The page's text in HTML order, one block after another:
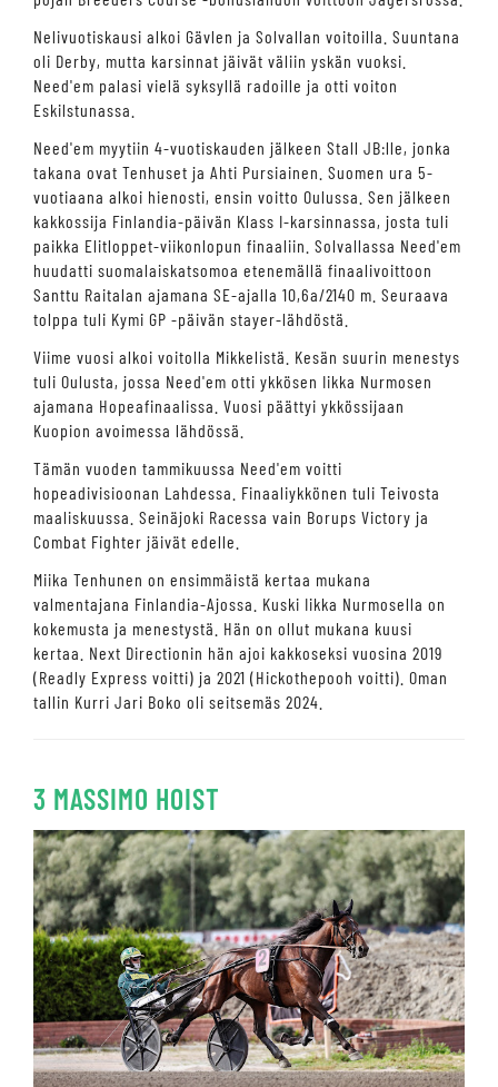
Nelivuotiskausi alkoi Gävlen ja Solvallan voitoilla. Suuntana
oli Derby, mutta karsinnat jäivät väliin yskän vuoksi.
Need'em palasi vielä syksyllä radoille ja otti voiton
Eskilstunassa.
Need'em myytiin 4-vuotiskauden jälkeen Stall JB:lle, jonka
takana ovat Tenhuset ja Ahti Pursiainen. Suomen ura 5-
vuotiaana alkoi hienosti, ensin voitto Oulussa. Sen jälkeen
kakkossija Finlandia-päivän Klass I-karsinnassa, josta tuli
paikka Elitloppet-viikonlopun finaaliin. Solvallassa Need'em
huudatti suomalaiskatsomoa etenemällä finaalivoittoon
Santtu Raitalan ajamana SE-ajalla 10,6a/2140 m. Seuraava
tolppa tuli Kymi GP -päivän stayer-lähdöstä.
Viime vuosi alkoi voitolla Mikkelistä. Kesän suurin menestys
tuli Oulusta, jossa Need'em otti ykkösen Iikka Nurmosen
ajamana Hopeafinaalissa. Vuosi päättyi ykkössijaan
Kuopion avoimessa lähdössä.
Tämän vuoden tammikuussa Need'em voitti
hopeadivisioonan Lahdessa. Finaaliykkönen tuli Teivosta
maaliskuussa. Seinäjoki Racessa vain Borups Victory ja
Combat Fighter jäivät edelle.
Miika Tenhunen on ensimmäistä kertaa mukana
valmentajana Finlandia-Ajossa. Kuski Iikka Nurmosella on
kokemusta ja menestystä. Hän on ollut mukana kuusi
kertaa. Next Directionin hän ajoi kakkoseksi vuosina 2019
(Readly Express voitti) ja 2021 (Hickothepooh voitti). Oman
tallin Kurri Jari Boko oli seitsemäs 2024.
3 MASSIMO HOIST